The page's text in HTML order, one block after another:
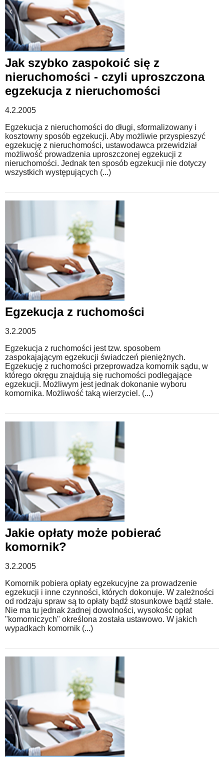
Jak szybko zaspokoić się z
nieruchomości - czyli uproszczona
egzekucja z nieruchomości
4.2.2005
Egzekucja z nieruchomości do długi, sformalizowany i
kosztowny sposób egzekucji. Aby możliwie przyspieszyć
egzekucję z nieruchomości, ustawodawca przewidział
możliwość prowadzenia uproszczonej egzekucji z
nieruchomości. Jednak ten sposób egzekucji nie dotyczy
wszystkich występujących (...)
Egzekucja z ruchomości
3.2.2005
Egzekucja z ruchomości jest tzw. sposobem
zaspokajającym egzekucji świadczeń pieniężnych.
Egzekucję z ruchomości przeprowadza komornik sądu, w
którego okręgu znajdują się ruchomości podlegające
egzekucji. Możliwym jest jednak dokonanie wyboru
komornika. Możliwość taką wierzyciel. (...)
Jakie opłaty może pobierać
komornik?
3.2.2005
Komornik pobiera opłaty egzekucyjne za prowadzenie
egzekucji i inne czynności, których dokonuje. W zależności
od rodzaju spraw są to opłaty bądź stosunkowe bądź stałe.
Nie ma tu jednak żadnej dowolności, wysokośc opłat
"komorniczych" określona została ustawowo. W jakich
wypadkach komornik (...)